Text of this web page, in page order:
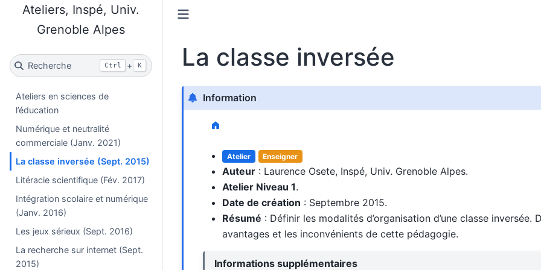
Ateliers, Inspé, Univ.
Grenoble Alpes
Recherche Ctrl + K
Ateliers en sciences de
l’éducation
Numérique et neutralité
commerciale (Janv. 2021)
La classe inversée (Sept. 2015)
Litéracie scientifique (Fév. 2017)
Intégration scolaire et numérique
(Janv. 2016)
Les jeux sérieux (Sept. 2016)
La recherche sur internet (Sept.
2015)
La classe inversée
Information
Atelier Enseigner
Auteur: Laurence Osete, Inspé, Univ. Grenoble Alpes.
Atelier Niveau 1.
Date de création : Septembre 2015.
Résumé : Définir les modalités d’organisation d’une classe inversée.
avantages et les inconvénients de cette pédagogie.
Informations supplémentaires